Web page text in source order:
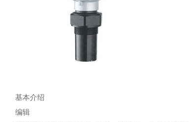
基本介绍
编辑